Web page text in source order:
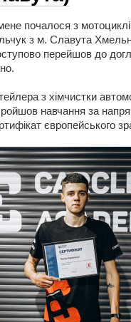
почалося з
з м. Славута
перейшов до
з хімчистки
навчання за
європейського